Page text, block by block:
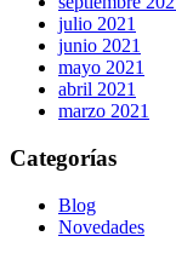
julio 2021
junio 2021
mayo 2021
abril 2021
marzo 2021
Categorías
Blog
Novedades